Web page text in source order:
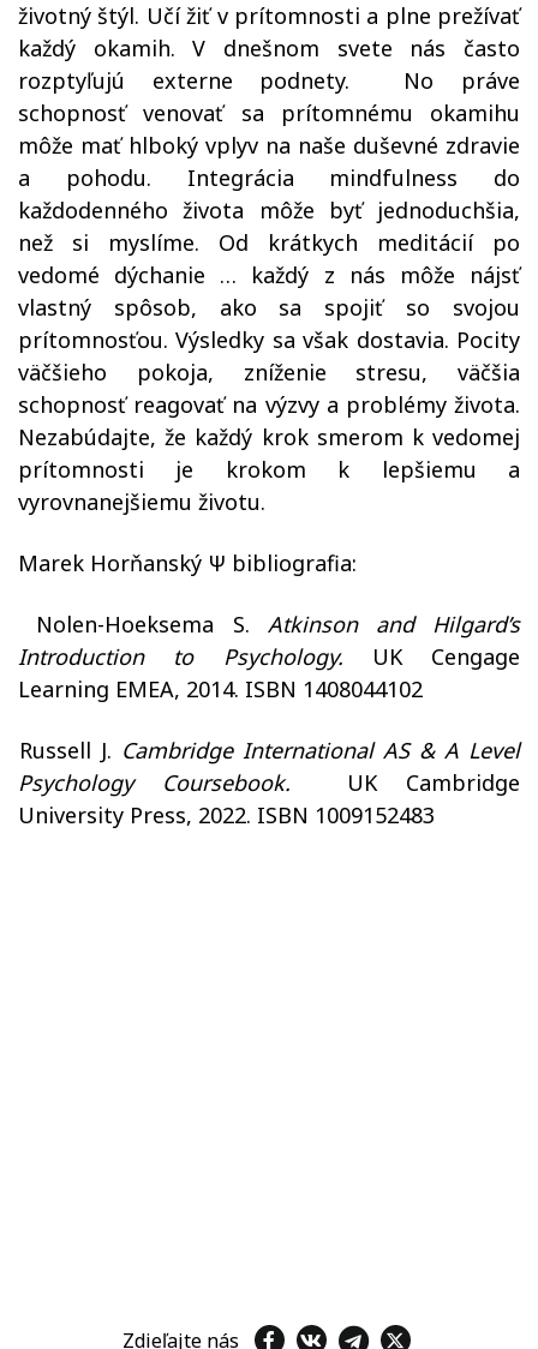
životný štýl. Učí žiť v prítomnosti a plne prežívať
každý okamih. V dnešnom svete nás často
rozptyľujú externe podnety. No práve
schopnosť venovať sa prítomnému okamihu
môže mať hlboký vplyv na naše duševné zdravie
a pohodu. Integrácia mindfulness do
každodenného života môže byť jednoduchšia,
než si myslíme. Od krátkych meditácií po
vedomé dýchanie … každý z nás môže nájsť
vlastný spôsob, ako sa spojiť so svojou
prítomnosťou. Výsledky sa však dostavia. Pocity
väčšieho pokoja, zníženie stresu, väčšia
schopnosť reagovať na výzvy a problémy života.
Nezabúdajte, že každý krok smerom k vedomej
prítomnosti je krokom k lepšiemu a
vyrovnanejšiemu životu.
Marek Horňanský Ψ bibliografia:
Nolen-Hoeksema S. Atkinson and Hilgard’s
Introduction to Psychology. UK Cengage
Learning EMEA, 2014. ISBN 1408044102
Russell J. Cambridge International AS & A Level
Psychology Coursebook. UK Cambridge
University Press, 2022. ISBN 1009152483
Zdieľajte nás